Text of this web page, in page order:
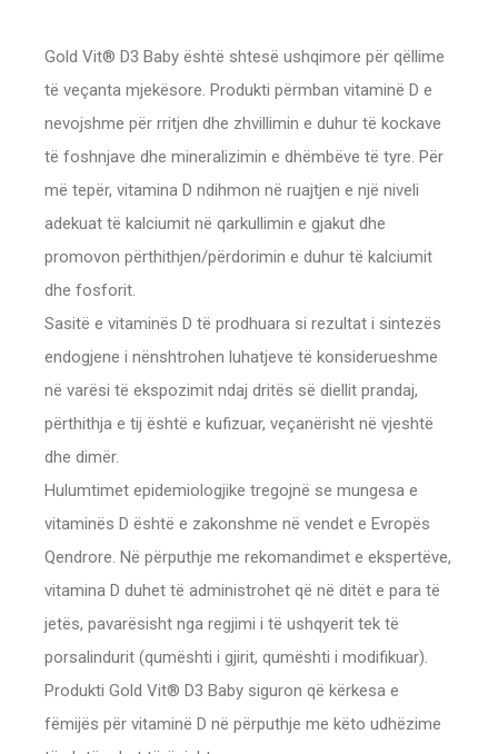
Gold Vit® D3 Baby është shtesë ushqimore për qëllime
të veçanta mjekësore. Produkti përmban vitaminë D e
nevojshme për rritjen dhe zhvillimin e duhur të kockave
të foshnjave dhe mineralizimin e dhëmbëve të tyre. Për
më tepër, vitamina D ndihmon në ruajtjen e një niveli
adekuat të kalciumit në qarkullimin e gjakut dhe
promovon përthithjen/përdorimin e duhur të kalciumit
dhe fosforit.
Sasitë e vitaminës D të prodhuara si rezultat i sintezës
endogjene i nënshtrohen luhatjeve të konsiderueshme
në varësi të ekspozimit ndaj dritës së diellit prandaj,
përthithja e tij është e kufizuar, veçanërisht në vjeshtë
dhe dimër.
Hulumtimet epidemiologjike tregojnë se mungesa e
vitaminës D është e zakonshme në vendet e Evropës
Qendrore. Në përputhje me rekomandimet e ekspertëve,
vitamina D duhet të administrohet që në ditët e para të
jetës, pavarësisht nga regjimi i të ushqyerit tek të
porsalindurit (qumështi i gjirit, qumështi i modifikuar).
Produkti Gold Vit® D3 Baby siguron që kërkesa e
fëmijës për vitaminë D në përputhje me këto udhëzime